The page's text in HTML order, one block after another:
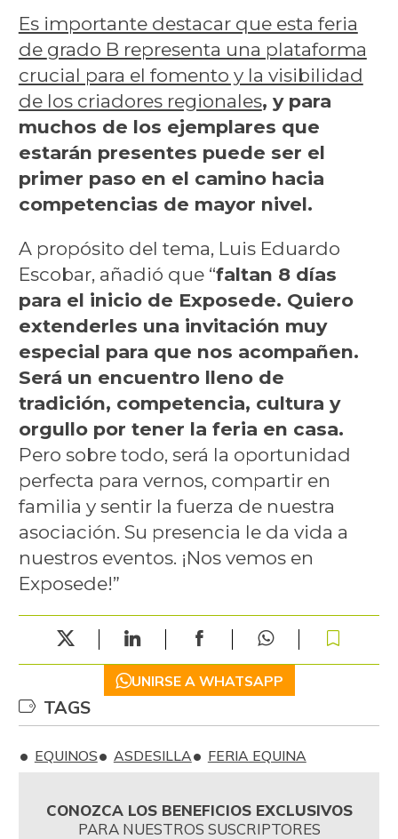
Es importante destacar que esta feria
de grado B representa una plataforma
crucial para el fomento y la visibilidad
de los criadores regionales, y para
muchos de los ejemplares que
estarán presentes puede ser el
primer paso en el camino hacia
competencias de mayor nivel.
A propósito del tema, Luis Eduardo
Escobar, añadió que “faltan 8 días
para el inicio de Exposede. Quiero
extenderles una invitación muy
especial para que nos acompañen.
Será un encuentro lleno de
tradición, competencia, cultura y
orgullo por tener la feria en casa.
Pero sobre todo, será la oportunidad
perfecta para vernos, compartir en
familia y sentir la fuerza de nuestra
asociación. Su presencia le da vida a
nuestros eventos. ¡Nos vemos en
Exposede!”
UNIRSE A WHATSAPP
TAGS
EQUINOS ASDESILLA FERIA EQUINA
CONOZCA LOS BENEFICIOS EXCLUSIVOS
PARA NUESTROS SUSCRIPTORES